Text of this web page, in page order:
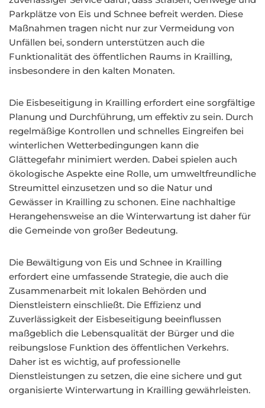
Parkplätze von Eis und Schnee befreit werden. Diese
Maßnahmen tragen nicht nur zur Vermeidung von
Unfällen bei, sondern unterstützen auch die
Funktionalität des öffentlichen Raums in Krailling,
insbesondere in den kalten Monaten.
Die Eisbeseitigung in Krailling erfordert eine sorgfältige
Planung und Durchführung, um effektiv zu sein. Durch
regelmäßige Kontrollen und schnelles Eingreifen bei
winterlichen Wetterbedingungen kann die
Glättegefahr minimiert werden. Dabei spielen auch
ökologische Aspekte eine Rolle, um umweltfreundliche
Streumittel einzusetzen und so die Natur und
Gewässer in Krailling zu schonen. Eine nachhaltige
Herangehensweise an die Winterwartung ist daher für
die Gemeinde von großer Bedeutung.
Die Bewältigung von Eis und Schnee in Krailling
erfordert eine umfassende Strategie, die auch die
Zusammenarbeit mit lokalen Behörden und
Dienstleistern einschließt. Die Effizienz und
Zuverlässigkeit der Eisbeseitigung beeinflussen
maßgeblich die Lebensqualität der Bürger und die
reibungslose Funktion des öffentlichen Verkehrs.
Daher ist es wichtig, auf professionelle
Dienstleistungen zu setzen, die eine sichere und gut
organisierte Winterwartung in Krailling gewährleisten.